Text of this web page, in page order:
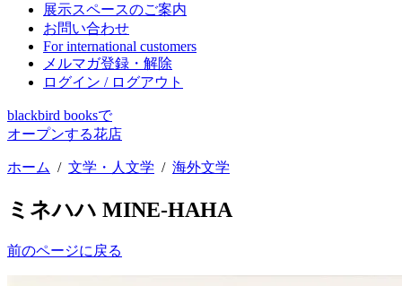
展示スペースのご案内
お問い合わせ
For international customers
メルマガ登録・解除
ログイン / ログアウト
blackbird booksで
オープンする花店
ホーム / 文学・人文学 / 海外文学
ミネハハ MINE-HAHA
前のページに戻る